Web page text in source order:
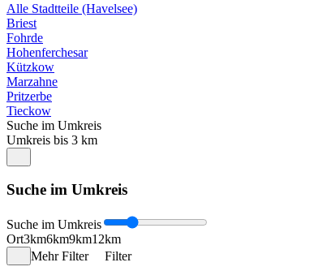
Alle Stadtteile (Havelsee)
Briest
Fohrde
Hohenferchesar
Kützkow
Marzahne
Pritzerbe
Tieckow
Suche im Umkreis
Umkreis bis 3 km
Suche im Umkreis
Suche im Umkreis
Ort3km6km9km12km
Mehr Filter
Filter